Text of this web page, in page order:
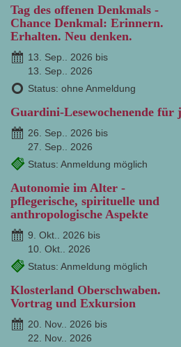
Tag des offenen Denkmals -
Chance Denkmal: Erinnern.
Erhalten. Neu denken.
13. Sep.. 2026 bis
13. Sep.. 2026
Status: ohne Anmeldung
Guardini-Lesewochenende für
26. Sep.. 2026 bis
27. Sep.. 2026
Status: Anmeldung möglich
Autonomie im Alter -
pflegerische, spirituelle und
anthropologische Aspekte
9. Okt.. 2026 bis
10. Okt.. 2026
Status: Anmeldung möglich
Klosterland Oberschwaben.
Vortrag und Exkursion
20. Nov.. 2026 bis
22. Nov.. 2026